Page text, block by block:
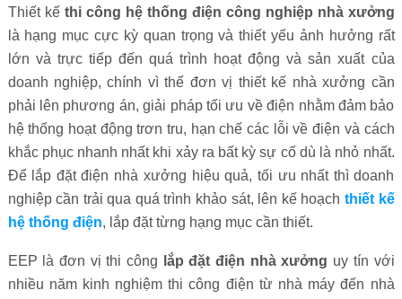
Thiết kế thi công hệ thống điện công nghiệp nhà xưởng
là hạng mục cực kỳ quan trọng và thiết yếu ảnh hưởng rất
lớn và trực tiếp đến quá trình hoạt động và sản xuất của
doanh nghiệp, chính vì thế đơn vị thiết kế nhà xưởng cần
phải lên phương án, giải pháp tối ưu về điện nhằm đảm bảo
hệ thống hoạt động trơn tru, hạn chế các lỗi về điện và cách
khắc phục nhanh nhất khi xảy ra bất kỳ sự cố dù là nhỏ nhất.
Để lắp đặt điện nhà xưởng hiệu quả, tối ưu nhất thì doanh
nghiệp cần trải qua quá trình khảo sát, lên kế hoạch thiết kế
hệ thống điện, lắp đặt từng hạng mục cần thiết.
EEP là đơn vị thi công lắp đặt điện nhà xưởng uy tín với
nhiều năm kinh nghiệm thi công điện từ nhà máy đến nhà